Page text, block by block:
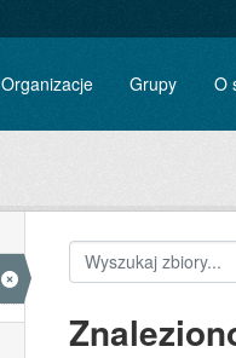
Organizacje Grupy O